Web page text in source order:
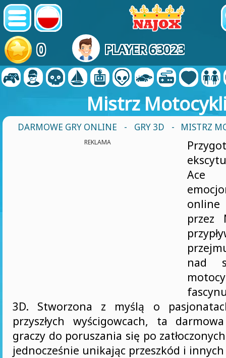
0 PLAYER 63023
Mistrz
DARMOWE GRY ONLINE - GRY 3D - MISTRZ
REKLAMA
Ace
przez
nad
3D. Stworzona z myślą o
przyszłych wyścigowcach, ta
graczy do poruszania się po
jednocześnie unikając przeszkód i